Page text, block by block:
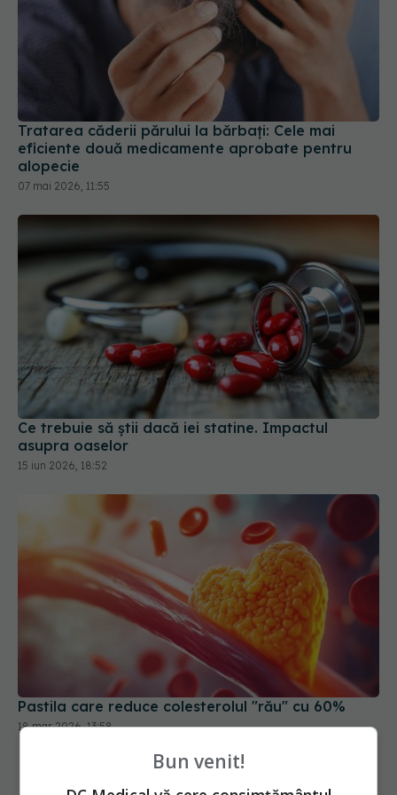
Tratarea căderii părului la bărbați: Cele mai
eficiente două medicamente aprobate pentru
alopecie
07 mai 2026, 11:55
Ce trebuie să știi dacă iei statine. Impactul
asupra oaselor
15 iun 2026, 18:52
Pastila care reduce colesterolul "rău" cu 60%
Bun venit!